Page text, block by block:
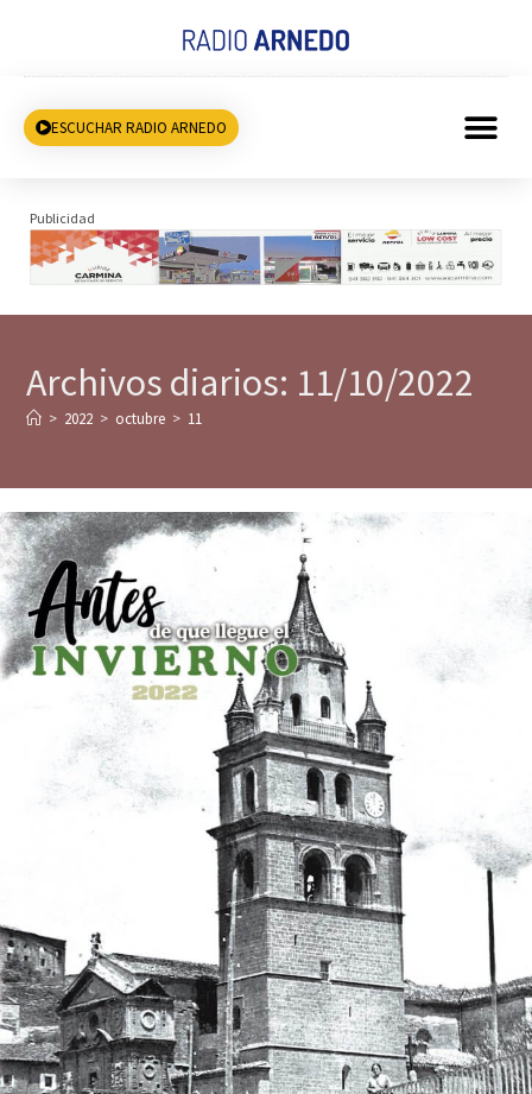
ESCUCHAR RADIO ARNEDO
Publicidad
Archivos diarios: 11/10/2022
> 2022 > octubre > 11